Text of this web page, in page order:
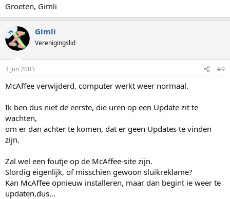
Groeten, Gimli
TS Gimli
Verenigingslid
3 jun 2003 #9
McAffee verwijderd, computer werkt weer normaal.
Ik ben dus niet de eerste, die uren op een Update zit te
wachten,
om er dan achter te komen, dat er geen Updates te vinden
zijn.
Zal wel een foutje op de McAffee-site zijn.
Slordig eigenlijk, of misschien gewoon sluikreklame?
Kan McAffee opnieuw installeren, maar dan begint ie weer te
updaten,dus...